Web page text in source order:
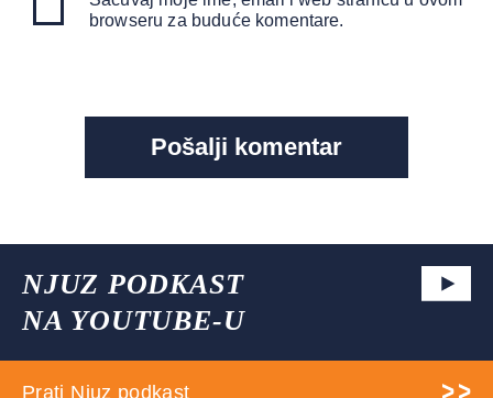
browseru za buduće komentare.
NJUZ PODKAST
NA YOUTUBE-U
Prati Njuz podkast